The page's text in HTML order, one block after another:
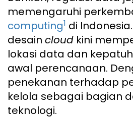
memengaruhi
computing1 di
desain cloud kini
lokasi data dan
awal perencanaan.
penekanan terhadap
kelola sebagai bagian
teknologi.